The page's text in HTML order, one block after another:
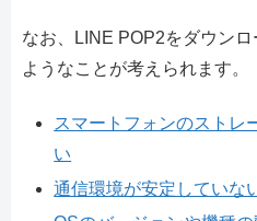
なお、LINE POP2をダウン
ようなことが考えられます。
スマートフォンのストレ
い
通信環境が安定していな